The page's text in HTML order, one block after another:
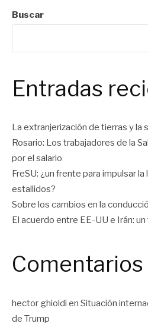
Buscar
Entradas
La extranjerización de tierras y la
Rosario: Los trabajadores de la
por el salario
FreSU: ¿un frente para impulsar
estallidos?
Sobre los cambios en la
El acuerdo entre EE-UU e Irán:
hector ghioldi en Situación
de Trump